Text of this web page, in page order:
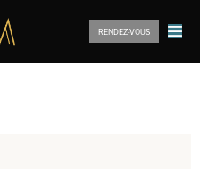
RENDEZ-VOUS